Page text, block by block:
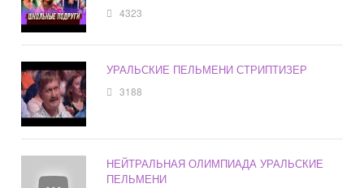
4323
УРАЛЬСКИЕ ПЕЛЬМЕНИ СТРИПТИЗЕР
3188
НЕЙТРАЛЬНАЯ ОЛИМПИАДА УРАЛЬСКИЕ
ПЕЛЬМЕНИ